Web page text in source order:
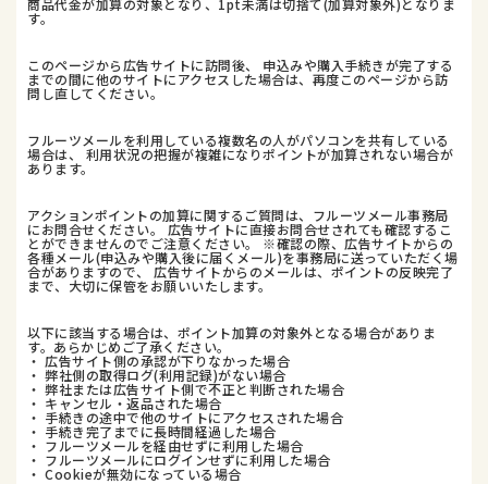
商品代金が加算の対象となり、1pt未満は切捨て(加算対象外)となりま
す。
このページから広告サイトに訪問後、 申込みや購入手続きが完了する
までの間に他のサイトにアクセスした場合は、再度このページから訪
問し直してください。
フルーツメールを利用している複数名の人がパソコンを共有している
場合は、 利用状況の把握が複雑になりポイントが加算されない場合が
あります。
アクションポイントの加算に関するご質問は、フルーツメール事務局
にお問合せください。 広告サイトに直接お問合せされても確認するこ
とができませんのでご注意ください。 ※確認の際、広告サイトからの
各種メール(申込みや購入後に届くメール)を事務局に送っていただく場
合がありますので、 広告サイトからのメールは、ポイントの反映完了
まで、大切に保管をお願いいたします。
以下に該当する場合は、ポイント加算の対象外となる場合がありま
す。あらかじめご了承ください。
・ 広告サイト側の承認が下りなかった場合
・ 弊社側の取得ログ(利用記録)がない場合
・ 弊社または広告サイト側で不正と判断された場合
・ キャンセル・返品された場合
・ 手続きの途中で他のサイトにアクセスされた場合
・ 手続き完了までに長時間経過した場合
・ フルーツメールを経由せずに利用した場合
・ フルーツメールにログインせずに利用した場合
・ Cookieが無効になっている場合